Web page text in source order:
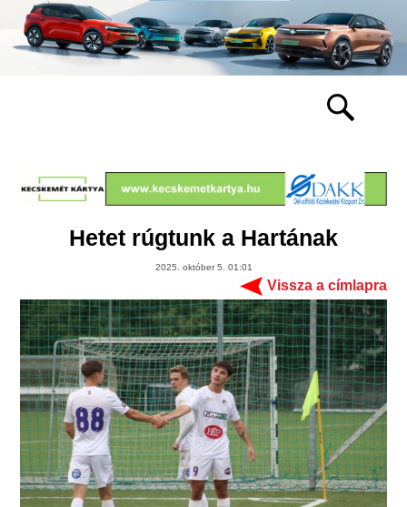
Hetet rúgtunk a Hartának
2025. október 5. 01:01
Vissza a címlapra